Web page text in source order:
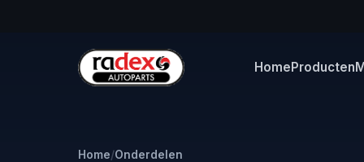
HomeProducten
Home/Onderdelen